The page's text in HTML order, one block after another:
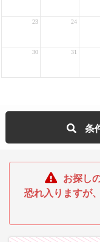
23 24
30 31
条
お探し
恐れ入りますが